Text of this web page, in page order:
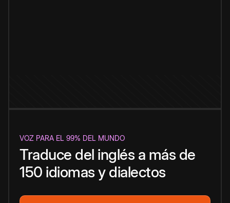
VOZ PARA EL 99% DEL MUNDO
Traduce del inglés a más de
150 idiomas y dialectos